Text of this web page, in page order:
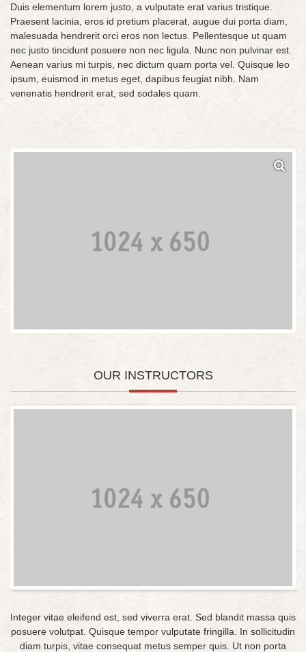
Duis elementum lorem justo, a vulputate erat varius tristique.
Praesent lacinia, eros id pretium placerat, augue dui porta diam,
malesuada hendrerit orci eros non lectus. Pellentesque ut quam
nec justo tincidunt posuere non nec ligula. Nunc non pulvinar est.
Aenean varius mi turpis, nec dictum quam porta vel. Quisque leo
ipsum, euismod in metus eget, dapibus feugiat nibh. Nam
venenatis hendrerit erat, sed sodales quam.
OUR INSTRUCTORS
Integer vitae eleifend est, sed viverra erat. Sed blandit massa quis
posuere volutpat. Quisque tempor vulputate fringilla. In sollicitudin
diam turpis, vitae consequat metus semper quis. Ut non porta